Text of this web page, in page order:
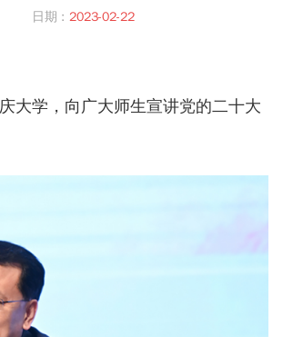
日期 : 2023-02-22
大学，向广大师生宣讲党的二十大